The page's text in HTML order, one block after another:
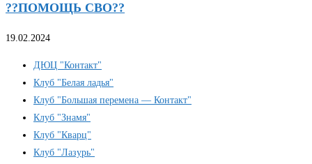
??ПОМОЩЬ СВО??
19.02.2024
ДЮЦ "Контакт"
Клуб "Белая ладья"
Клуб "Большая перемена — Контакт"
Клуб "Знамя"
Клуб "Кварц"
Клуб "Лазурь"